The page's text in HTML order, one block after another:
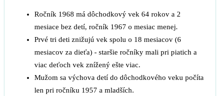
Ročník 1968 má dôchodkový vek 64 rokov a 2
mesiace bez detí, ročník 1967 o mesiac menej.
Prvé tri deti znižujú vek spolu o 18 mesiacov (6
mesiacov za dieťa) - staršie ročníky mali pri piatich a
viac deťoch vek znížený ešte viac.
Mužom sa výchova detí do dôchodkového veku počíta
len pri ročníku 1957 a mladších.